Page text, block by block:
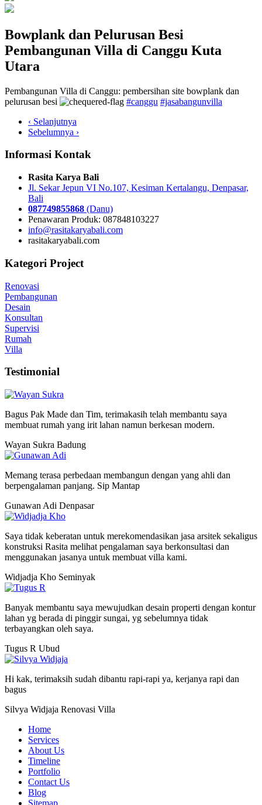
Bowplank dan Pelurusan Besi
Pembangunan Villa di Canggu Kuta
Utara
Pembangunan Villa di Canggu: pembersihan site bowplank dan
pelurusan besi
#canggu #jasabangunvilla
‹ Selanjutnya
Sebelumnya ›
Informasi Kontak
Rasita Karya Bali
Jl. Sekar Jepun VI No.107, Kesiman Kertalangu, Denpasar,
Bali
087749855868 (Danu)
Penawaran Produk: 087848103227
info@rasitakaryabali.com
rasitakaryabali.com
Kategori Project
Renovasi
Pembangunan
Desain
Konsultan
Supervisi
Rumah
Villa
Testimonial
Bagus Pak Made dan Tim, terimakasih telah membantu saya
membuat rumah yang irit lahan namun berkesan modern.
Wayan Sukra Badung
Memang terasa perbedaan membangun dengan yang ahli dan
berpengalaman panjang. Sip Mantap
Gunawan Adi Denpasar
Saya tidak keberatan untuk merekomendasikan jasa arsitek sekaligus
konstruksi Rasita melihat pengalaman saya berkonsultasi dan
menggunakan jasanya untuk membuat villa kami.
Widjadja Kho Seminyak
Banyak membantu saya mewujudkan desain properti dengan kontur
lahan yg berada di pinggir sungai, yg sebelumnya tidak
terbayangkan oleh saya.
Tugus R Ubud
Hi kak, terimaksih sudah dibantu rapi-rapi ya, kerjanya rapi dan
bagus
Silvya Widjaja Renovasi Villa
Home
Services
About Us
Timeline
Portfolio
Contact Us
Blog
Sitemap